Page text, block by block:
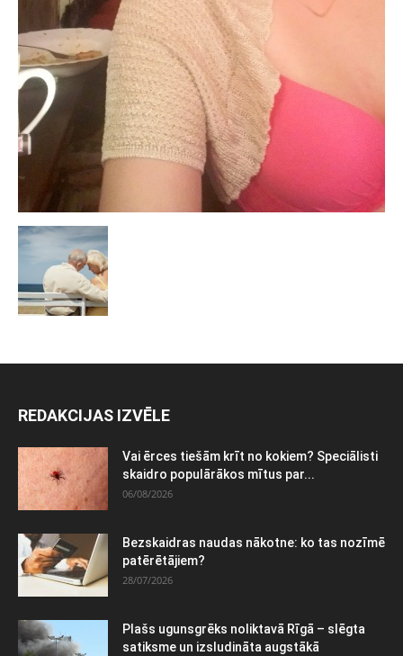
REDAKCIJAS IZVĒLE
Vai ērces tiešām krīt no kokiem? Speciālisti
skaidro populārākos mītus par...
06/08/2026
Bezskaidras naudas nākotne: ko tas nozīmē
patērētājiem?
28/07/2026
Plašs ugunsgrēks noliktavā Rīgā – slēgta
satiksme un izsludināta augstākā